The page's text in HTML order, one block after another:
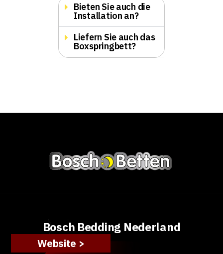
Bieten Sie auch die
Installation an?
Liefern Sie auch das
Boxspringbett?
Bosch Bedding Nederland
Website >